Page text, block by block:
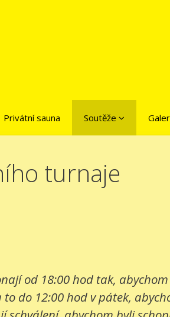
Privátní sauna Soutěže
turnaje
od 18:00 hod tak,
do 12:00 hod v pátek,